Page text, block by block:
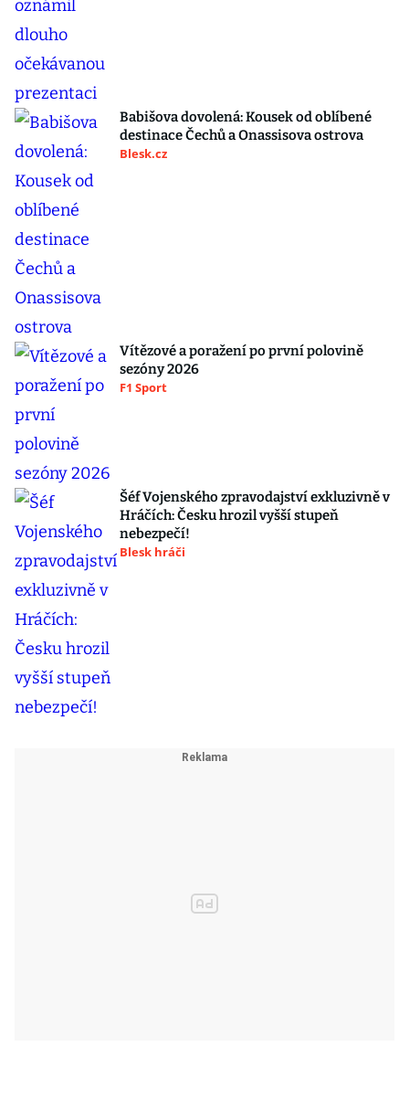
Babišova dovolená: Kousek od oblíbené
destinace Čechů a Onassisova ostrova
Blesk.cz
Vítězové a poražení po první polovině
sezóny 2026
F1 Sport
Šéf Vojenského zpravodajství exkluzivně v
Hráčích: Česku hrozil vyšší stupeň
nebezpečí!
Blesk hráči